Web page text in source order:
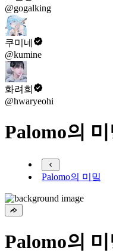
@gogalking
쿠미네
@kumine
화려희
@hwaryeohi
Palomo의 미
Palomo의 미밐
Palomo의 미